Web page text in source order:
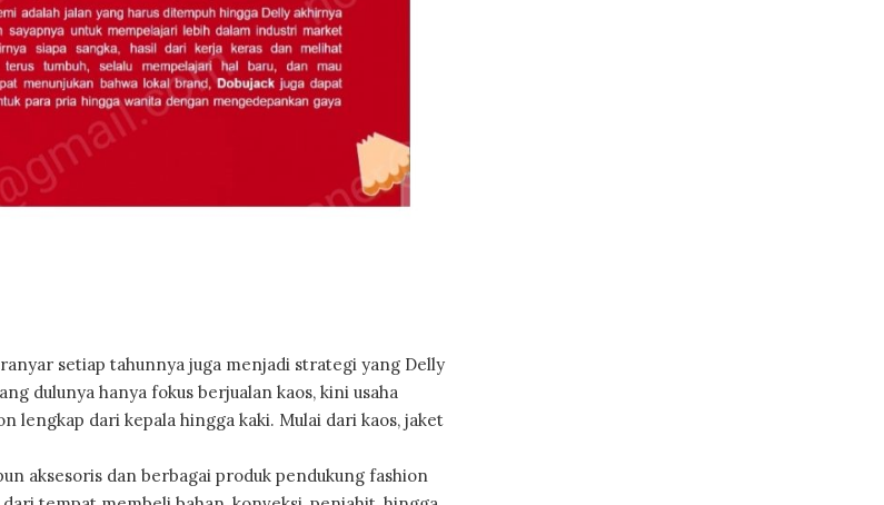
setiap tahunnya juga menjadi strategi yang Delly
dulunya hanya fokus berjualan kaos, kini usaha
lengkap dari kepala hingga kaki. Mulai dari kaos, jaket
aksesoris dan berbagai produk pendukung fashion